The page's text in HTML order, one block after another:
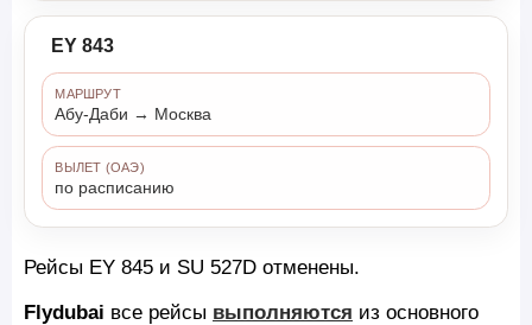
EY 843
МАРШРУТ
Абу-Даби → Москва
ВЫЛЕТ (ОАЭ)
по расписанию
Рейсы EY 845 и SU 527D отменены.
Flydubai все рейсы выполняются из основного